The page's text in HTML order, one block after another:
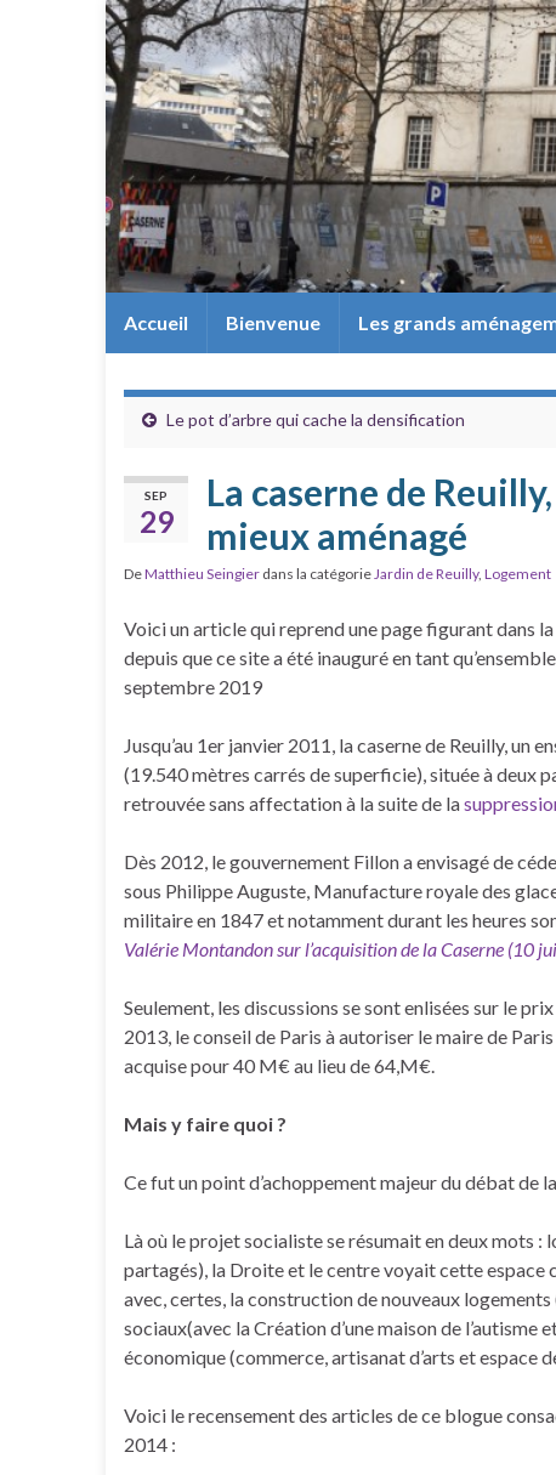
Accueil Bienvenue Les grands
Le pot d’arbre qui cache la densification
SEP
29
La caserne de
mieux aménagé
DeMatthieu Seingier dans la catégorieJardin de Reuilly, Logement
Voici un article qui reprend une page figurant dans la
depuis que ce site a été inauguré en tant
septembre 2019
Jusqu’au 1er janvier 2011, la caserne de Reuilly, un
(19.540 mètres carrés de superficie), située à deux
retrouvée sans affectation à la suite de la
Dès 2012, le gouvernement Fillon a envisagé de
sous Philippe Auguste, Manufacture royale des
militaire en 1847 et notamment durant les heures
Valérie Montandon sur l’acquisition de la Caserne (10
Seulement, les discussions se sont enlisées sur le
2013, le conseil de Paris à autoriser le maire de
acquise pour 40 M€ au lieu de 64,M€.
Mais y faire quoi ?
Ce fut un point d’achoppement majeur du débat de
Là où le projet socialiste se résumait en deux mots
partagés), la Droite et le centre voyait cette
avec, certes, la construction de nouveaux
sociaux(avec la Création d’une maison de
économique (commerce, artisanat d’arts et espace
Voici le recensement des articles de ce blogue
2014 :